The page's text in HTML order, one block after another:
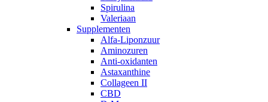
Spirulina
Valeriaan
Supplementen
Alfa-Liponzuur
Aminozuren
Anti-oxidanten
Astaxanthine
Collageen II
CBD